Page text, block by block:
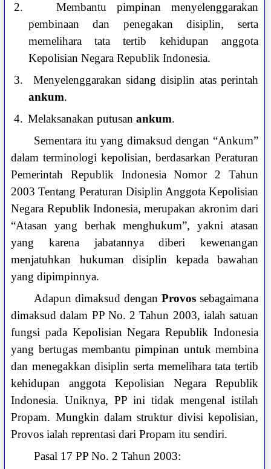
2.
Membantu pimpinan menyelenggarakan
pembinaan dan penegakan disiplin, serta
memelihara tata tertib kehidupan anggota
Kepolisian Negara Republik Indonesia.
3.
Menyelenggarakan sidang disiplin atas perintah
ankum.
4. Melaksanakan putusan ankum.
Sementara itu yang dimaksud dengan “Ankum”
dalam terminologi kepolisian, berdasarkan Peraturan
Pemerintah Republik Indonesia Nomor 2 Tahun
2003 Tentang Peraturan Disiplin Anggota Kepolisian
Negara Republik Indonesia, merupakan akronim dari
“Atasan yang berhak menghukum”, yakniatasan
yang karena jabatannya diberi kewenangan
menjatuhkan hukuman disiplin kepada bawahan
yang dipimpinnya.
Adapun dimaksud dengan Provos sebagaimana
dimaksud dalam PP No. 2 Tahun 2003, ialah satuan
fungsi pada Kepolisian Negara Republik Indonesia
yang bertugas membantu pimpinan untuk membina
dan menegakkan disiplin serta memelihara tata tertib
kehidupan anggota Kepolisian Negara Republik
Indonesia. Uniknya, PP ini tidak mengenal istilah
Propam. Mungkin dalam struktur divisi kepolisian,
Provos ialah reprentasi dari Propam itu sendiri.
Pasal 17 PP No. 2 Tahun 2003: